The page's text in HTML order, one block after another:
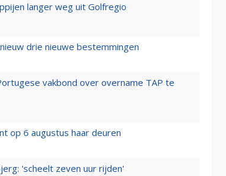
langer weg uit Golfregio
drie nieuwe bestemmingen
vakbond over overname TAP te
op 6 augustus haar deuren
'scheelt zeven uur rijden'